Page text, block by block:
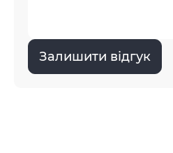
Залишити відгук